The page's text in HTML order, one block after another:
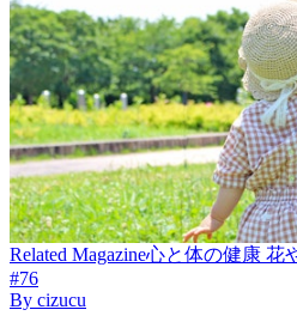
Related Magazine心と体の健康 花
#76
By cizucu